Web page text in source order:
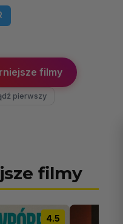
filmy
pierwszy
filmy
4.5